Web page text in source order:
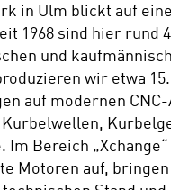
in Ulm blickt auf
1968 sind hier rund
und
wir etwa
auf modernen
Im Bereich
Motoren auf,